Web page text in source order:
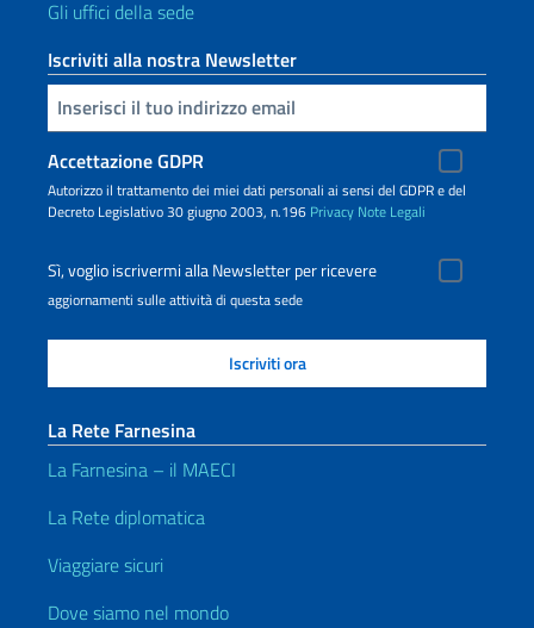
Gli uffici della sede
Iscriviti alla nostra Newsletter
Inserisci la tua email
Accettazione GDPR
Autorizzo il trattamento dei miei dati personali ai sensi del GDPR e del
Decreto Legislativo 30 giugno 2003, n.196 Privacy Note Legali
Sì, voglio iscrivermi alla Newsletter per ricevere
aggiornamenti sulle attività di questa sede
La Rete Farnesina
La Farnesina – il MAECI
La Rete diplomatica
Viaggiare sicuri
Dove siamo nel mondo